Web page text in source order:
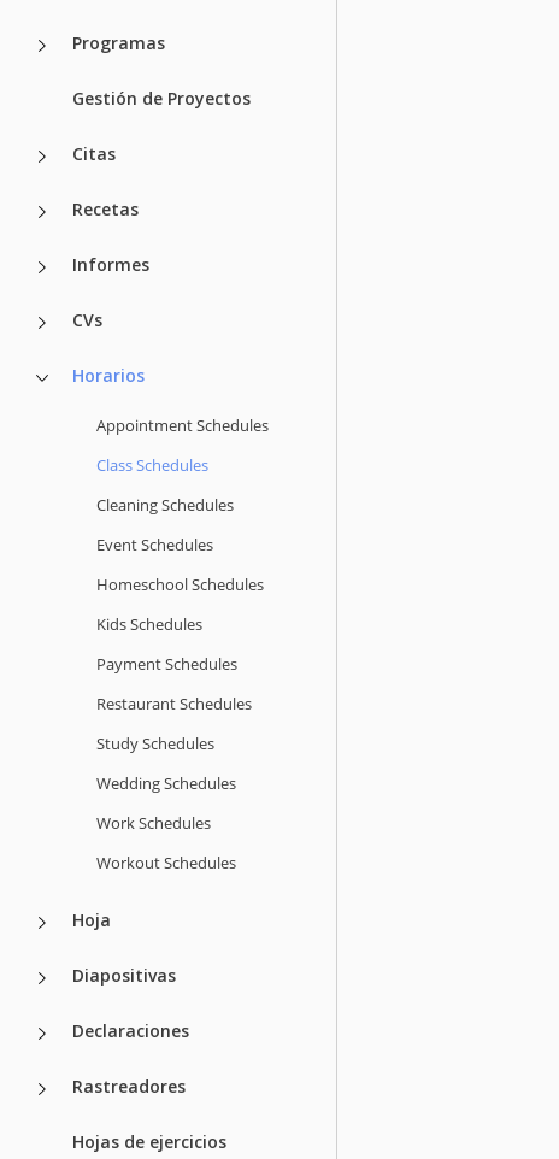
Programas
Gestión de Proyectos
Citas
Recetas
Informes
CVs
Horarios
Appointment Schedules
Class Schedules
Cleaning Schedules
Event Schedules
Homeschool Schedules
Kids Schedules
Payment Schedules
Restaurant Schedules
Study Schedules
Wedding Schedules
Work Schedules
Workout Schedules
Hoja
Diapositivas
Declaraciones
Rastreadores
Hojas de ejercicios